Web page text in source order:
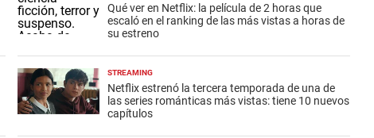
Qué ver en Netflix: la película de 2 horas que
escaló en el ranking de las más vistas a horas de
su estreno
STREAMING
Netflix estrenó la tercera temporada de una de
las series románticas más vistas: tiene 10 nuevos
capítulos